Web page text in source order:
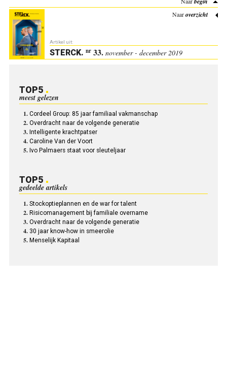
Naaroverzicht
Artikel uit:
STERCK. nr33. november - december 2019
TOP5
meest gelezen
Cordeel Group: 85 jaar familiaal vakmanschap
Overdracht naar de volgende generatie
Intelligente krachtpatser
Caroline Van der Voort
Ivo Palmaers staat voor sleuteljaar
TOP5
gedeelde artikels
Stockoptieplannen en de war for talent
Risicomanagement bij familiale overname
Overdracht naar de volgende generatie
30 jaar know-how in smeerolie
Menselijk Kapitaal